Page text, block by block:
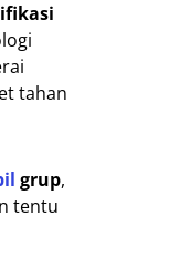
tahan
grup,
tentu